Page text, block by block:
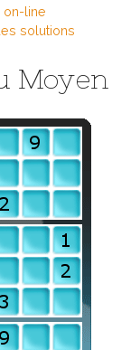
on-line
solutions
Moyen